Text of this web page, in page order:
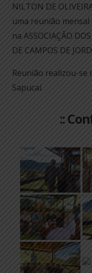
NILTON DE
uma reunião mensal
na ASSOCIAÇÃO
DE CAMPOS DE
Reunião realizou-se
Sapucaí.
::